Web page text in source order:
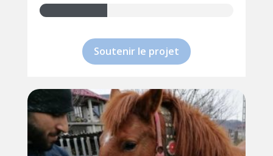
Soutenir le projet